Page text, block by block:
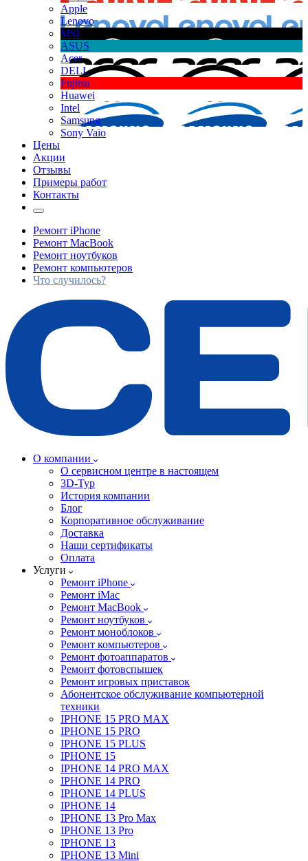
Apple
Lenovo
MSI
ASUS
Acer
DELL
Fujitsu
Huawei
Intel
Samsung
Sony Vaio
Цены
Акции
Отзывы
Примеры работ
Контакты
Ремонт iPhone
Ремонт MacBook
Ремонт ноутбуков
Ремонт компьютеров
Что случилось?
О компании
О сервисном центре в настоящем
3D-Тур
История компании
Блог
Корпоративное обслуживание
Доставка
Наши сертификаты
Оплата
Услуги
Ремонт iPhone
Ремонт iMac
Ремонт MacBook
Ремонт ноутбуков
Ремонт моноблоков
Ремонт компьютеров
Ремонт фотоаппаратов
Ремонт фотовспышек
Ремонт игровых приставок
Абонентское обслуживание компьютерной
техники
IPHONE 15 PRO MAX
IPHONE 15 PRO
IPHONE 15 PLUS
IPHONE 15
IPHONE 14 PRO MAX
IPHONE 14 PRO
IPHONE 14 PLUS
IPHONE 14
IPHONE 13 Pro Max
IPHONE 13 Pro
IPHONE 13
IPHONE 13 Mini